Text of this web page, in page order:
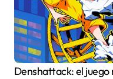
Denshattack: el juego más extraño de 2026 es